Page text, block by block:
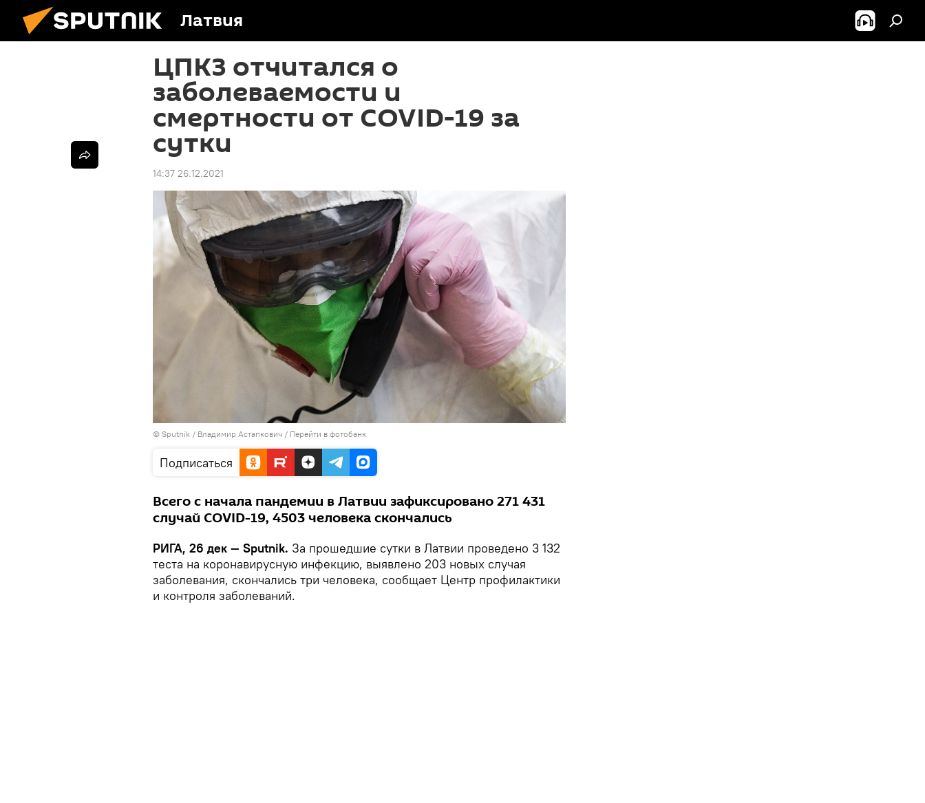
Латвия
ЦПКЗ отчитался о
заболеваемости и
смертности от COVID-19 за
сутки
14:37 26.12.2021
© Sputnik / Владимир Астапкович / Перейти в фотобанк
Подписаться
Всего с начала пандемии в Латвии зафиксировано 271 431
случай COVID-19, 4503 человека скончались
РИГА, 26 дек — Sputnik. За прошедшие сутки в Латвии проведено 3 132
теста на коронавирусную инфекцию, выявлено 203 новых случая
заболевания, скончались три человека, сообщает Центр профилактики
и контроля заболеваний.